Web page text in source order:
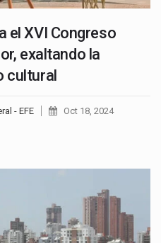
el XVI Congreso
exaltando la
cultural
- EFE Oct 18, 2024